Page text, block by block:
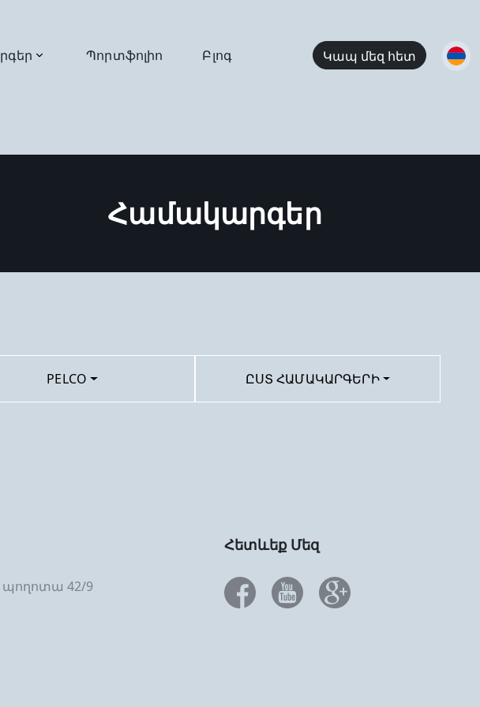
Պորտֆոլիո Բլոգ Կապ մեզ հետ
Համակարգեր
PELCO ԸՍՏ ՀԱՄԱԿԱՐԳԵՐԻ
պողոտա 42/9
Հետևեք Մեզ